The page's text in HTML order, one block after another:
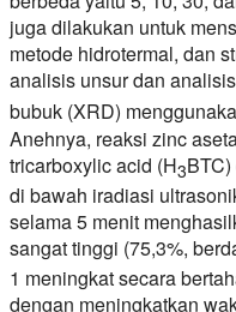
juga dilakukan untuk
metode hidrotermal, dan
analisis unsur dan
bubuk (XRD)
Anehnya, reaksi zinc
tricarboxylic acid (H3
di bawah iradiasi
selama 5 menit
sangat tinggi (75,3%,
1 meningkat secara
dengan meningkatkan